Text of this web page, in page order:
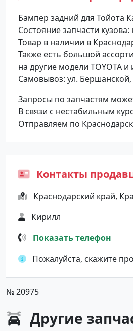
Бампер задний для Тойота
Состояние запчасти
Товар в наличии в
Также есть большой
на другие модели TOYOTA
Самовывоз: ул.
Запросы по запчастям
В связи с нестабильным
Отправляем по
Контакты
Краснодарский край,
Кирилл
Показать телефон
Пожалуйста, скажите
№ 20975
Другие